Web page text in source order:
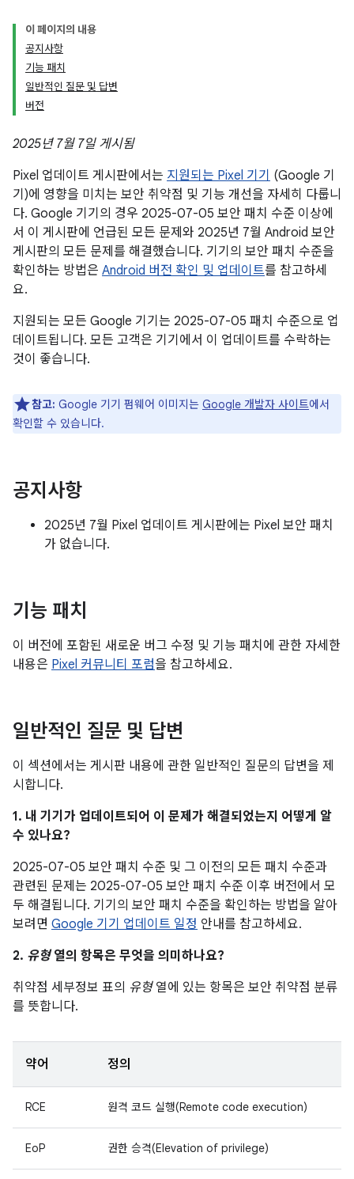
이 페이지의 내용
공지사항
기능 패치
일반적인 질문 및 답변
버전
2025년 7월 7일 게시됨
Pixel 업데이트 게시판에서는 지원되는 Pixel 기기 (Google 기
기)에 영향을 미치는 보안 취약점 및 기능 개선을 자세히 다룹니
다. Google 기기의 경우 2025-07-05 보안 패치 수준 이상에
서 이 게시판에 언급된 모든 문제와 2025년 7월 Android 보안
게시판의 모든 문제를 해결했습니다. 기기의 보안 패치 수준을
확인하는 방법은 Android 버전 확인 및 업데이트를 참고하세
요.
지원되는 모든 Google 기기는 2025-07-05 패치 수준으로 업
데이트됩니다. 모든 고객은 기기에서 이 업데이트를 수락하는
것이 좋습니다.
참고: Google 기기 펌웨어 이미지는 Google 개발자 사이트에서
확인할 수 있습니다.
공지사항
2025년 7월 Pixel 업데이트 게시판에는 Pixel 보안 패치
가 없습니다.
기능 패치
이 버전에 포함된 새로운 버그 수정 및 기능 패치에 관한 자세한
내용은 Pixel 커뮤니티 포럼을 참고하세요.
일반적인 질문 및 답변
이 섹션에서는 게시판 내용에 관한 일반적인 질문의 답변을 제
시합니다.
1. 내 기기가 업데이트되어 이 문제가 해결되었는지 어떻게 알
수 있나요?
2025-07-05 보안 패치 수준 및 그 이전의 모든 패치 수준과
관련된 문제는 2025-07-05 보안 패치 수준 이후 버전에서 모
두 해결됩니다. 기기의 보안 패치 수준을 확인하는 방법을 알아
보려면 Google 기기 업데이트 일정 안내를 참고하세요.
2. 유형열의 항목은 무엇을 의미하나요?
취약점 세부정보 표의 유형열에 있는 항목은 보안 취약점 분류
를 뜻합니다.
약어 정의
RCE 원격 코드 실행(Remote code execution)
EoP 권한 승격(Elevation of privilege)